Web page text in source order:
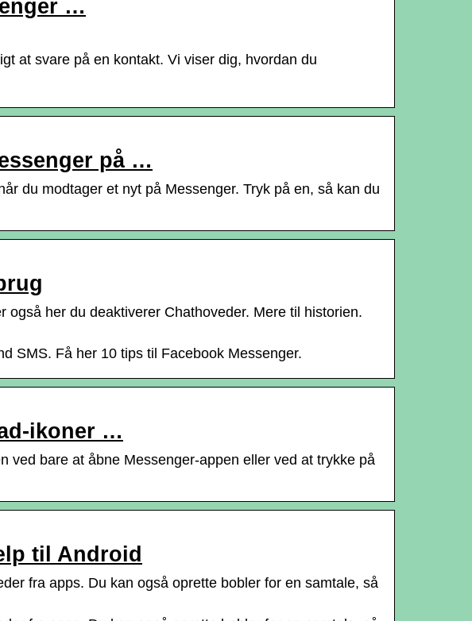
…
at svare på en kontakt. Vi viser dig, hvordan du
på …
du modtager et nyt på Messenger. Tryk på en, så kan du
her du deaktiverer Chathoveder. Mere til historien.
SMS. Få her 10 tips til Facebook Messenger.
ikoner …
ved bare at åbne Messenger-appen eller ved at trykke på
til Android
fra apps. Du kan også oprette bobler for en samtale, så